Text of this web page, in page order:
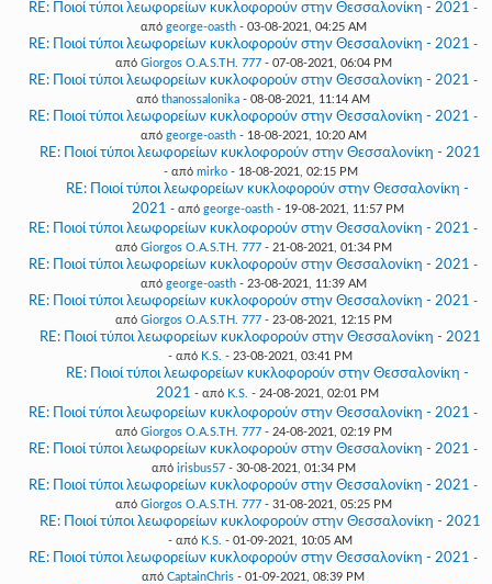
RE: Ποιοί τύποι λεωφορείων κυκλοφορούν στην Θεσσαλονίκη - 2021 -
από george-oasth- 03-08-2021, 04:25 AM
RE: Ποιοί τύποι λεωφορείων κυκλοφορούν στην Θεσσαλονίκη - 2021 -
από Giorgos O.A.S.TH. 777- 07-08-2021, 06:04 PM
RE: Ποιοί τύποι λεωφορείων κυκλοφορούν στην Θεσσαλονίκη - 2021 -
από thanossalonika - 08-08-2021, 11:14 AM
RE: Ποιοί τύποι λεωφορείων κυκλοφορούν στην Θεσσαλονίκη - 2021 -
από george-oasth- 18-08-2021, 10:20 AM
RE: Ποιοί τύποι λεωφορείων κυκλοφορούν στην Θεσσαλονίκη - 2021
- από mirko- 18-08-2021, 02:15 PM
RE: Ποιοί τύποι λεωφορείων κυκλοφορούν στην Θεσσαλονίκη -
2021 - από george-oasth- 19-08-2021, 11:57 PM
RE: Ποιοί τύποι λεωφορείων κυκλοφορούν στην Θεσσαλονίκη - 2021 -
από Giorgos O.A.S.TH. 777- 21-08-2021, 01:34 PM
RE: Ποιοί τύποι λεωφορείων κυκλοφορούν στην Θεσσαλονίκη - 2021 -
από george-oasth- 23-08-2021, 11:39 AM
RE: Ποιοί τύποι λεωφορείων κυκλοφορούν στην Θεσσαλονίκη - 2021 -
από Giorgos O.A.S.TH. 777- 23-08-2021, 12:15 PM
RE: Ποιοί τύποι λεωφορείων κυκλοφορούν στην Θεσσαλονίκη - 2021
- από K.S. - 23-08-2021, 03:41 PM
RE: Ποιοί τύποι λεωφορείων κυκλοφορούν στην Θεσσαλονίκη -
2021 - από K.S. - 24-08-2021, 02:01 PM
RE: Ποιοί τύποι λεωφορείων κυκλοφορούν στην Θεσσαλονίκη - 2021 -
από Giorgos O.A.S.TH. 777- 24-08-2021, 02:19 PM
RE: Ποιοί τύποι λεωφορείων κυκλοφορούν στην Θεσσαλονίκη - 2021 -
από irisbus57- 30-08-2021, 01:34 PM
RE: Ποιοί τύποι λεωφορείων κυκλοφορούν στην Θεσσαλονίκη - 2021 -
από Giorgos O.A.S.TH. 777- 31-08-2021, 05:25 PM
RE: Ποιοί τύποι λεωφορείων κυκλοφορούν στην Θεσσαλονίκη - 2021
- από K.S. - 01-09-2021, 10:05 AM
RE: Ποιοί τύποι λεωφορείων κυκλοφορούν στην Θεσσαλονίκη - 2021 -
από CaptainChris - 01-09-2021, 08:39 PM